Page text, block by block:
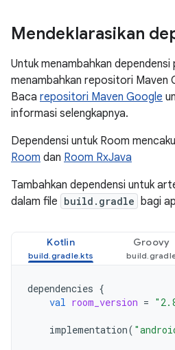
Mendeklarasikan
Untuk menambahkan
menambahkan repositori Maven
Baca repositori Maven Google
informasi selengkapnya.
Dependensi untuk Room
Room dan Room RxJava
Tambahkan dependensi untuk
dalam file build.gradle bagi
Kotlin Groovy
dependencies {
val room_version =
implementation(